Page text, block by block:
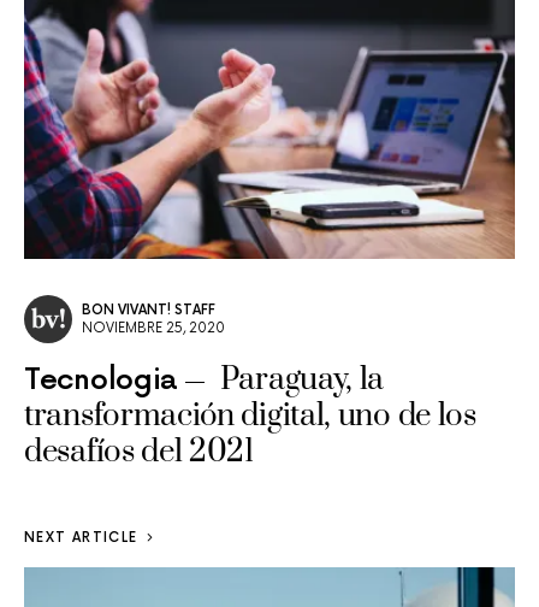
BON VIVANT! STAFF
NOVIEMBRE 25, 2020
Tecnologia
Paraguay, la
transformación digital, uno de los
desafíos del 2021
NEXT ARTICLE